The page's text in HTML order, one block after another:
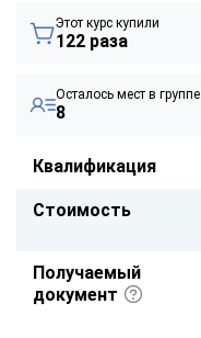
Этот курс купили
122 раза
Осталось мест в группе
8
Квалификация
Стоимость
Получаемый
документ